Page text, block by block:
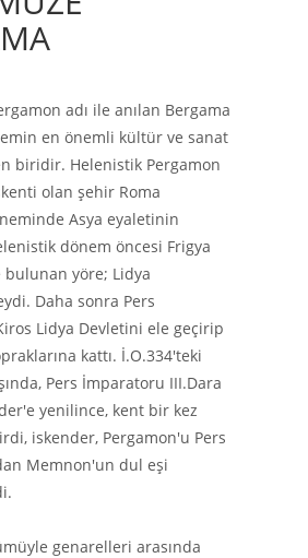
Tarihi
Halıları
repertuarındaki Bergama Oyun
Bedesteni
Arşivi
adı ile anılan Bergama
en önemli kültür ve sanat
biridir. Helenistik Pergamon
olan şehir Roma
Asya eyaletinin
dönem öncesi Frigya
bulunan yöre; Lidya
Daha sonra Pers
Lidya Devletini ele geçirip
kattı. İ.O.334'teki
Pers İmparatoru III.Dara
yenilince, kent bir kez
iskender, Pergamon'u Pers
Memnon'un dul eşi
genarelleri arasında